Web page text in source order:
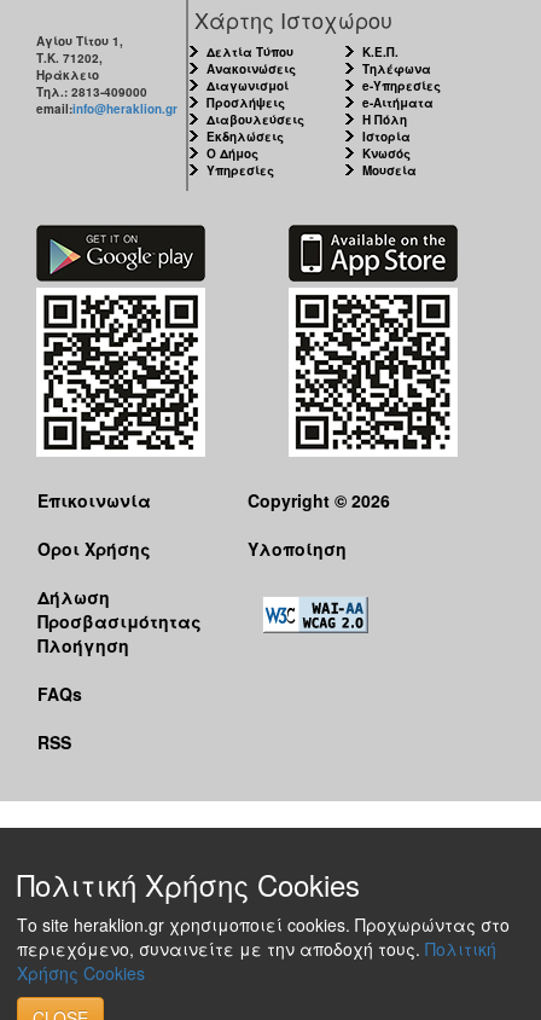
Αγίου Τίτου 1,
Τ.Κ. 71202,
Ηράκλειο
Τηλ.: 2813-409000
email:info@heraklion.gr
Χάρτης Ιστοχώρου
Δελτία Τύπου
Ανακοινώσεις
Διαγωνισμοί
Προσλήψεις
Διαβουλεύσεις
Εκδηλώσεις
Ο Δήμος
Υπηρεσίες
Κ.Ε.Π.
Τηλέφωνα
e-Υπηρεσίες
e-Αιτήματα
Η Πόλη
Ιστορία
Κνωσός
Μουσεία
Επικοινωνία
Όροι Χρήσης
Δήλωση
Προσβασιμότητας
Πλοήγηση
FAQs
RSS
Copyright © 2026
Υλοποίηση
Πολιτική Χρήσης Cookies
Το site heraklion.gr χρησιμοποιεί cookies. Προχωρώντας στο
περιεχόμενο, συναινείτε με την αποδοχή τους. Πολιτική
Χρήσης Cookies